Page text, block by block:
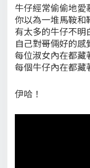
牛仔經常偷偷地愛
你以為一堆馬鞍和
有太多的牛仔不明
自己對哥倆好的感
每位淑女內在都藏
每個牛仔內在都藏
伊哈！